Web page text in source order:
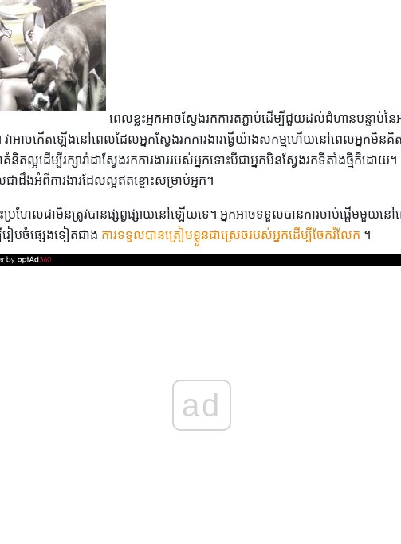
ពេលខ្លះអ្នកអាចស្វែងរកការតភ្ជាប់ដើម្បីជួយដល់ជំហានបន្ទាប់
ាអាចកើតឡើងនៅពេលដែលអ្នកស្វែងរកការងារធ្វើយ៉ាងសកម្មហើយនៅពេលអ្នកមិនគិតពី
និតល្អដើម្បីរក្សារ៉ាដាស្វែងរកការងាររបស់អ្នកទោះបីជាអ្នកមិនស្វែងរកទីតាំងថ្មីក៏ដោយ។
ជាដឹងអំពីការងារដែលល្អឥតខ្ចោះសម្រាប់អ្នក។
រហែលជាមិនត្រូវបានផ្សព្វផ្សាយនៅឡើយទេ។ អ្នកអាចទទួលបានការចាប់ផ្តើមមួយន
រៀបចំផ្សេងទៀតជាង ការទទួលបានត្រៀមខ្លួនជាស្រេចរបស់អ្នកដើម្បីចែករំលែក ។
ad